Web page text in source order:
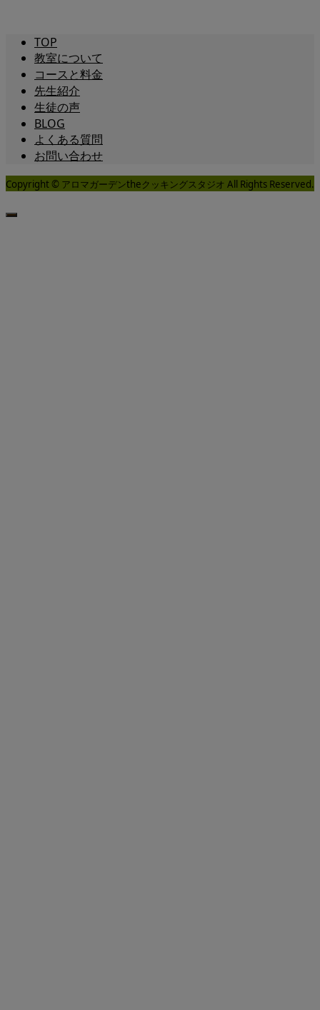
TOP
教室について
コースと料金
先生紹介
生徒の声
BLOG
よくある質問
お問い合わせ
Copyright © アロマガーデンtheクッキングスタジオ All Rights Reserved.